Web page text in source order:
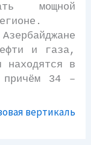
мощной
и газа,
находятся в
причём 34 –
вертикаль